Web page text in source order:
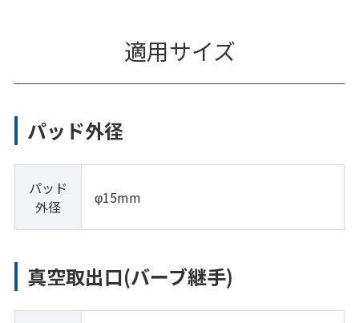
適用サイズ
パッド外径
パッド
外径
φ15mm
真空取出口(バーブ継手)